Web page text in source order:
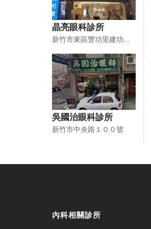
晶亮眼科診所
新竹市東區豐功里建功一路166號1至3樓
吳國治眼科診所
新竹市中央路１００號
內科相關診所